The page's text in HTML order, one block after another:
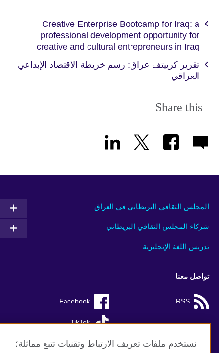
Creative Enterprise Bootcamp for Iraq: a
professional development opportunity for
creative and cultural entrepreneurs in Iraq
تقرير كرييتف عراق: رسم خريطة الاقتصاد الإبداعي
العراقي
Share this
المجلس الثقافي البريطاني في العراق
شركاء المجلس الثقافي البريطاني
تدريس اللغة الإنجليزية
تواصل معنا
Facebook RSS
TikTok
نستخدم ملفات تعريف الارتباط وتقنيات تتبع مماثلة؛